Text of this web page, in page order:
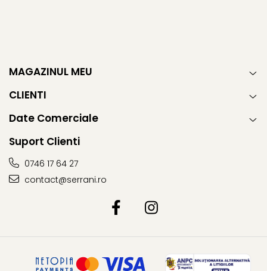
MAGAZINUL MEU
CLIENTI
Date Comerciale
Suport Clienti
0746 17 64 27
contact@serrani.ro